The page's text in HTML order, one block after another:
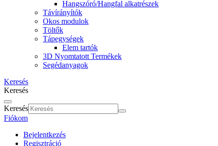
Hangszóró/Hangfal alkatrészek
Távírányítók
Okos modulok
Töltők
Tápegységek
Elem tartók
3D Nyomtatott Termékek
Segédanyagok
Keresés
Keresés
Keresés
Fiókom
Bejelentkezés
Regisztráció